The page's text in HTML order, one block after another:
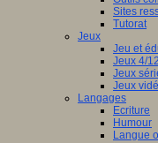
Sites
Tutorat
Jeux
Jeu et
Jeux 4/
Jeux
Jeux
Langages
Ecriture
Humour
Langue